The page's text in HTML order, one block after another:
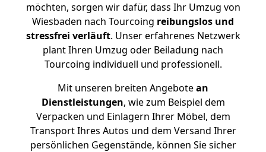
möchten, sorgen wir dafür, dass Ihr Umzug von
Wiesbaden nach Tourcoing reibungslos und
stressfrei verläuft. Unser erfahrenes Netzwerk
plant Ihren Umzug oder Beiladung nach
Tourcoing individuell und professionell.
Mit unseren breiten Angebotean
Dienstleistungen, wie zum Beispiel dem
Verpacken und Einlagern Ihrer Möbel, dem
Transport Ihres Autos und dem Versand Ihrer
persönlichen Gegenstände, können Sie sicher